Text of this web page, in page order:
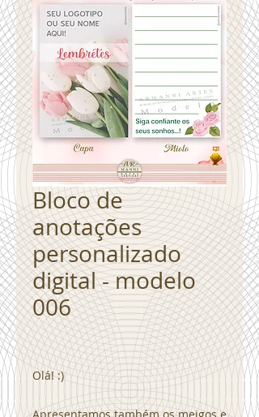
Bloco de
anotações
personalizado
digital - modelo
006
Olá! :)